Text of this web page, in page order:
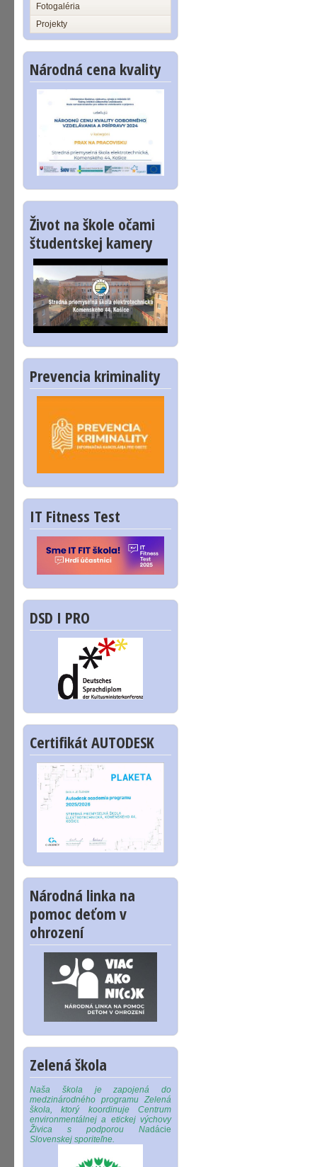
Fotogaléria
Projekty
Národná cena kvality
Život na škole očami
študentskej kamery
Prevencia kriminality
IT Fitness Test
DSD I PRO
Certifikát AUTODESK
Národná linka na
pomoc deťom v
ohrození
Zelená škola
Naša škola je zapojená do
medzinárodného programu Zelená
škola, ktorý koordinuje Centrum
environmentálnej a etickej výchovy
Živica s podporou Nadácie
Slovenskej sporiteľne.